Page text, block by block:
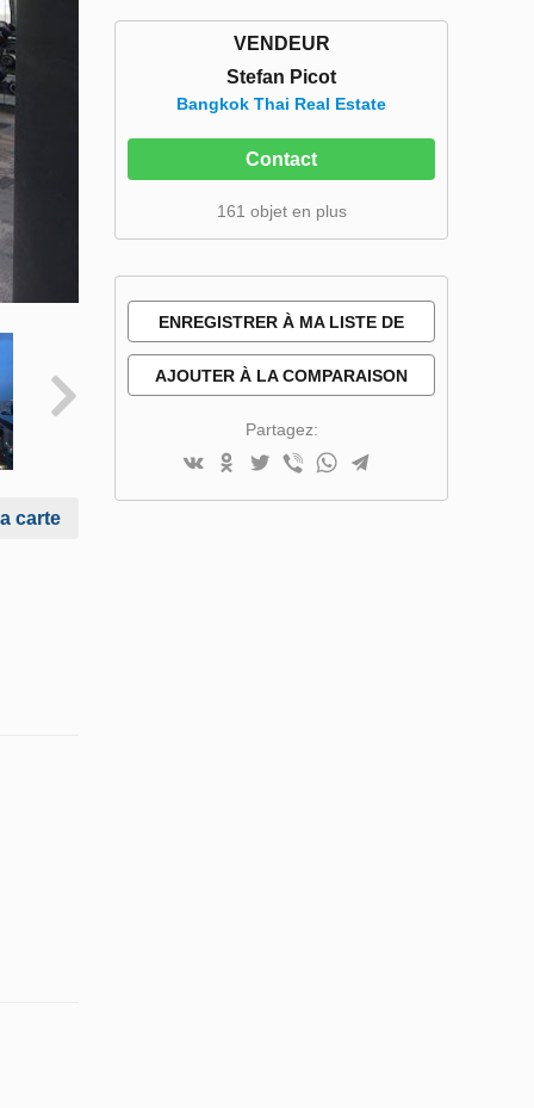
carte
VENDEUR
Stefan Picot
Bangkok Thai Real Estate
Contact
161 objet en plus
ENREGISTRER À MA LISTE DE
SOUHAITS
AJOUTER À LA COMPARAISON
Partagez: